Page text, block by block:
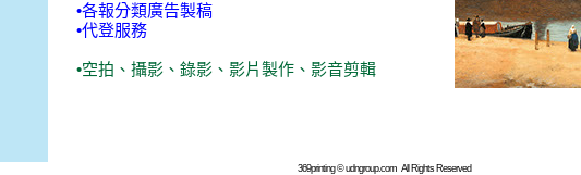
•各報分類廣告製稿
•代登服務
•空拍、攝影、錄影、影片製作、影音剪輯
369printing © udngroup.com All Rights Reserved